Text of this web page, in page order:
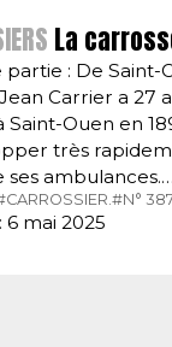
La
: De Saint-
Carrier a 27
Saint-Ouen en
très
ses ambulances.…
#N°
6 mai 2025